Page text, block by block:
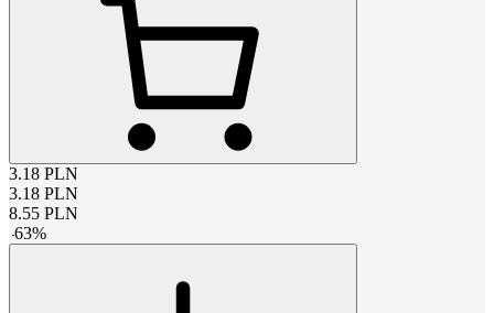
3.18 PLN
3.18 PLN
8.55 PLN
-63%